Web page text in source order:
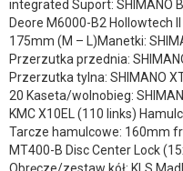
integrated Suport: SHIMANO
Deore M6000-B2 Hollowtech
175mm (M – L)Manetki:
Przerzutka przednia:
Przerzutka tylna: SHIMANO
20 Kaseta/wolnobieg:
KMC X10EL (110 links)
Tarcze hamulcowe: 160mm
MT400-B Disc Center Lock
Obręcze/zestaw kół: KLS